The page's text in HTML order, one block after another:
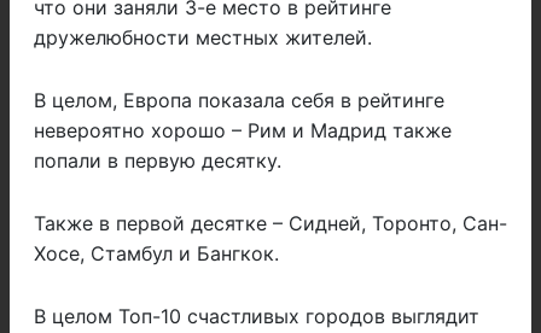
что они заняли 3-е место в рейтинге
дружелюбности местных жителей.
В целом, Европа показала себя в рейтинге
невероятно хорошо – Рим и Мадрид также
попали в первую десятку.
Также в первой десятке – Сидней, Торонто, Сан-
Хосе, Стамбул и Бангкок.
В целом Топ-10 счастливых городов выглядит